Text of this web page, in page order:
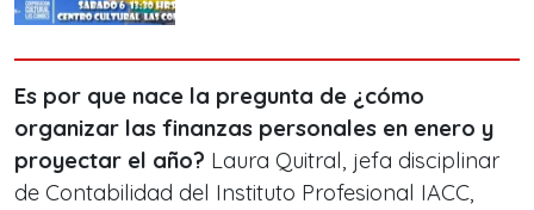
Es por que nace la pregunta de ¿cómo
organizar las finanzas personales en enero y
proyectar el año? Laura Quitral, jefa disciplinar
de Contabilidad del Instituto Profesional IACC,